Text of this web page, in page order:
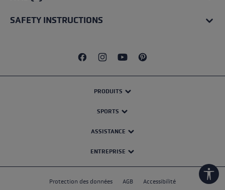
SAFETY INSTRUCTIONS
PRODUITS
SPORTS
ASSISTANCE
ENTREPRISE
Protection des données AGB Accessibilité